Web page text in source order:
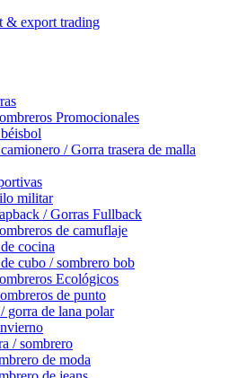
Promocionales
/ Gorra trasera de malla
militar
/ Gorras Fullback
de camuflaje
cocina
cubo / sombrero bob
Ecológicos
de punto
gorra de lana polar
/ sombrero
de moda